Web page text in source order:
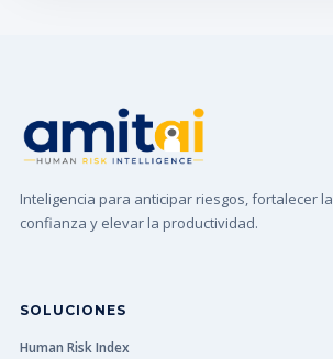
Inteligencia para anticipar riesgos, fortalecer la
confianza y elevar la productividad.
SOLUCIONES
Human Risk Index